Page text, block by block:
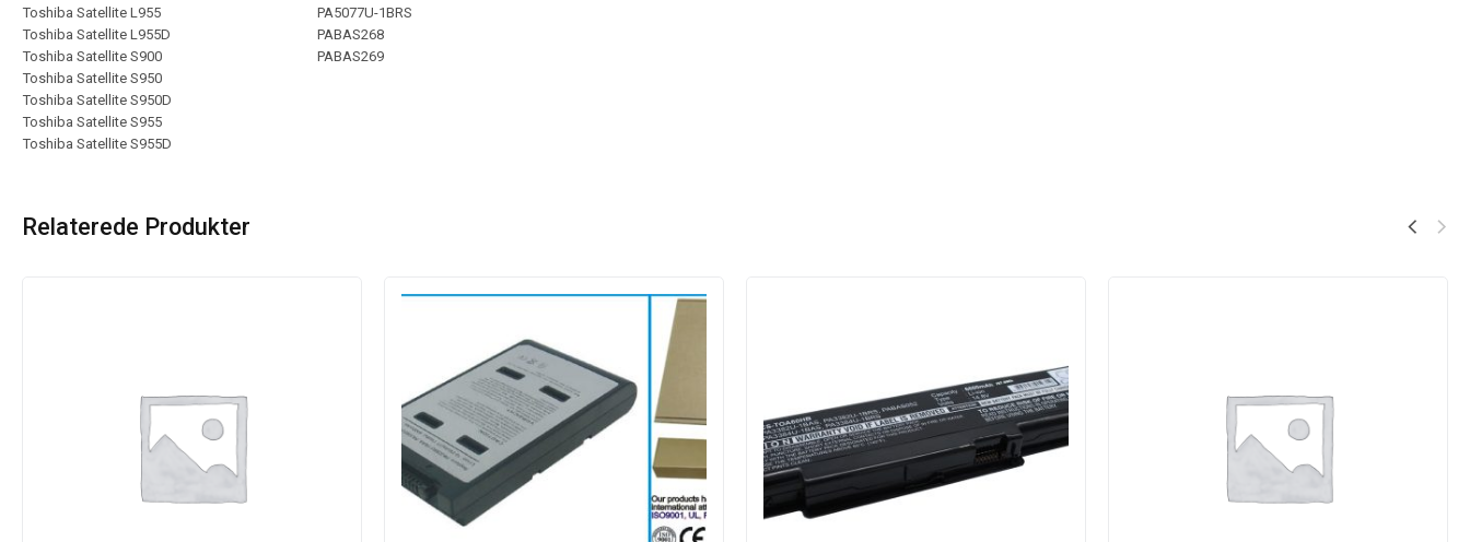
Toshiba Satellite L955
Toshiba Satellite L955D
Toshiba Satellite S900
Toshiba Satellite S950
Toshiba Satellite S950D
Toshiba Satellite S955
Toshiba Satellite S955D
PA5077U-1BRS
PABAS268
PABAS269
Relaterede Produkter